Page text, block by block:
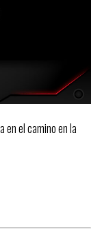
en el camino en la